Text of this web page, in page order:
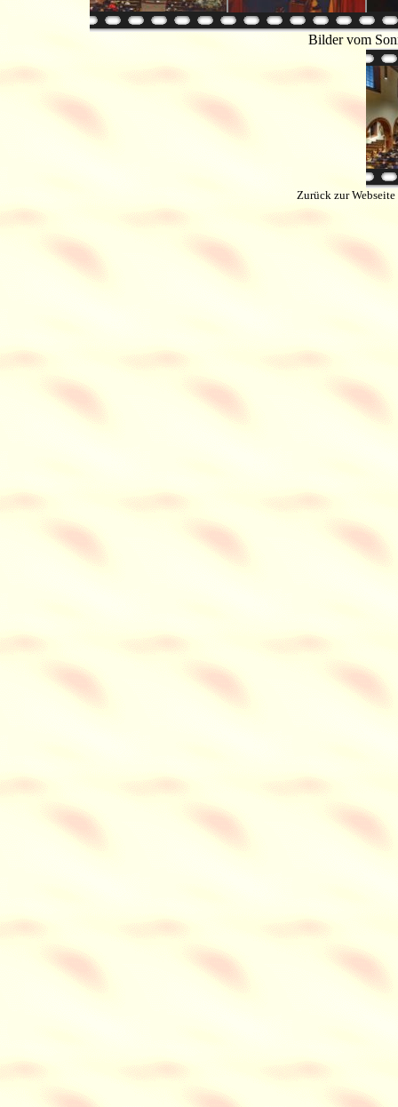
Bilder vom
Zurück zur